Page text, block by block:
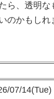
ら、透明な
のかもしれ
07/14(Tue)